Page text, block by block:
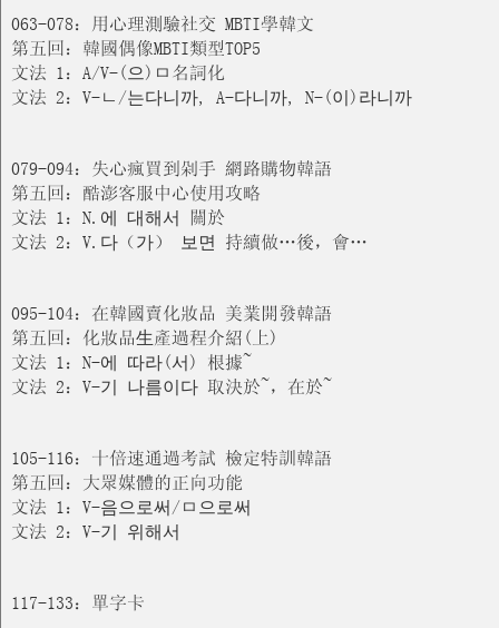
063-078：用心理測驗社交 MBTI學韓文
第五回：韓國偶像MBTI類型TOP5
文法 1：A/V-(으)ㅁ名詞化
文法 2：V-ㄴ/는다니까, A-다니까, N-(이)라니까
079-094：失心瘋買到剁手 網路購物韓語
第五回：酷澎客服中心使用攻略
文法 1：N.에 대해서 關於
文法 2：V.다（가） 보면 持續做…後，會…
095-104：在韓國賣化妝品 美業開發韓語
第五回：化妝品⽣產過程介紹(上)
文法 1：N-에 따라(서) 根據~
文法 2：V-기 나름이다 取決於~，在於~
105-116：十倍速通過考試 檢定特訓韓語
第五回：大眾媒體的正向功能
文法 1：V-음으로써/ㅁ으로써
文法 2：V-기 위해서
117-133：單字卡